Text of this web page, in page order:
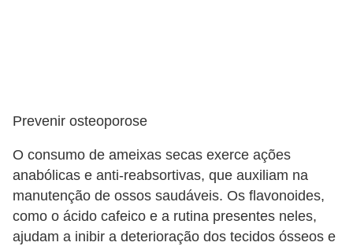
Prevenir osteoporose
O consumo de ameixas secas exerce ações
anabólicas e anti-reabsortivas, que auxiliam na
manutenção de ossos saudáveis. Os flavonoides,
como o ácido cafeico e a rutina presentes neles,
ajudam a inibir a deterioração dos tecidos ósseos e